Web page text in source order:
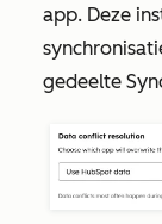
app. Deze
gedeelte